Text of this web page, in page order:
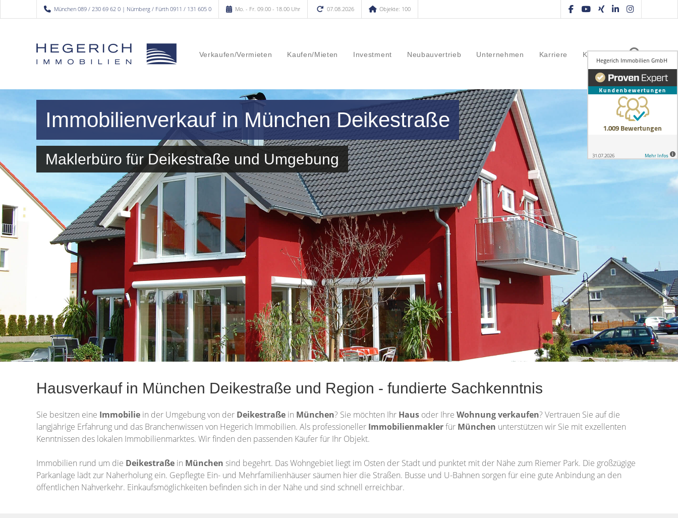
München 089 / 230 69 62 0 | Nürnberg / Fürth 0911 / 131 605 0 Mo. - Fr. 09.00 - 18.00 Uhr 07.08.2026 Objekte: 100
Verkaufen/Vermieten Kaufen/Mieten Investment Neubauvertrieb Unternehmen Karriere Kontakt
Immobilienverkauf in München Deikestraße
Maklerbüro für Deikestraße und Umgebung
Hausverkauf in München Deikestraße und Region - fundierte Sachkenntnis
Sie besitzen eine Immobilie in der Umgebung von der Deikestraße in München? Sie möchten Ihr Haus oder Ihre Wohnungverkaufen? Vertrauen Sie auf die
langjährige Erfahrung und das Branchenwissen von Hegerich Immobilien. Als professioneller Immobilienmaklerfür München unterstützen wir Sie mit exzellenten
Kenntnissen des lokalen Immobilienmarktes. Wir finden den passenden Käufer für Ihr Objekt.
Immobilien rund um die Deikestraße in München sind begehrt. Das Wohngebiet liegt im Osten der Stadt und punktet mit der Nähe zum Riemer Park. Die großzügige
Parkanlage lädt zur Naherholung ein. Gepflegte Ein- und Mehrfamilienhäuser säumen hier die Straßen. Busse und U-Bahnen sorgen für eine gute Anbindung an den
öffentlichen Nahverkehr. Einkaufsmöglichkeiten befinden sich in der Nähe und sind schnell erreichbar.